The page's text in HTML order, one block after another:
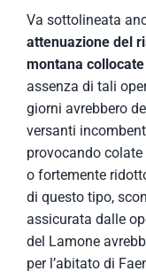
Va sottolineata
attenuazione del
montana
assenza di tali
giorni avrebbero
versanti
provocando
o fortemente
di questo tipo,
assicurata dalle
del Lamone
per l’abitato di